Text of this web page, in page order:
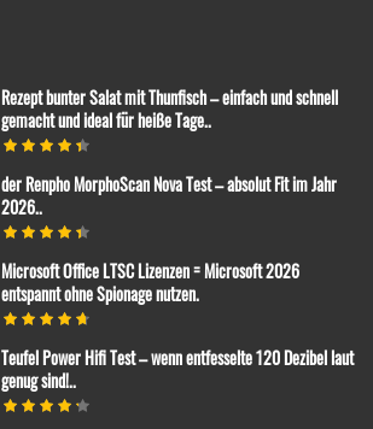
Rezept bunter Salat mit Thunfisch – einfach und schnell
gemacht und ideal für heiße Tage..
der Renpho MorphoScan Nova Test – absolut Fit im Jahr
2026..
Microsoft Office LTSC Lizenzen = Microsoft 2026
entspannt ohne Spionage nutzen.
Teufel Power Hifi Test – wenn entfesselte 120 Dezibel laut
genug sind!..